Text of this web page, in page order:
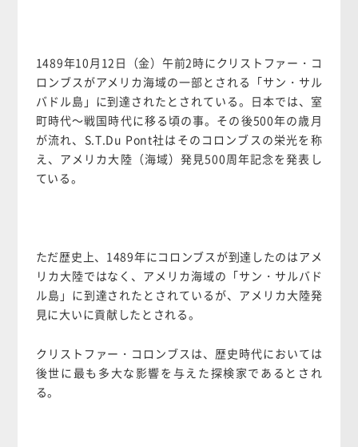
1489年10月12日（金）午前2時にクリストファー・コ
ロンブスがアメリカ海域の一部とされる「サン・サル
バドル島」に到達されたとされている。日本では、室
町時代～戦国時代に移る頃の事。その後500年の歳月
が流れ、S.T.Du Pont社はそのコロンブスの栄光を称
え、アメリカ大陸（海域）発見500周年記念を発表し
ている。
ただ歴史上、1489年にコロンブスが到達したのはアメ
リカ大陸ではなく、アメリカ海域の「サン・サルバド
ル島」に到達されたとされているが、アメリカ大陸発
見に大いに貢献したとされる。
クリストファー・コロンブスは、歴史時代においては
後世に最も多大な影響を与えた探検家であるとされ
る。